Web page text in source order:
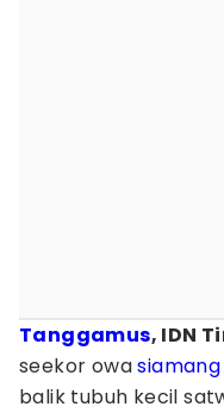
Tanggamus, IDN
seekor owasiamang
balik tubuh kecil